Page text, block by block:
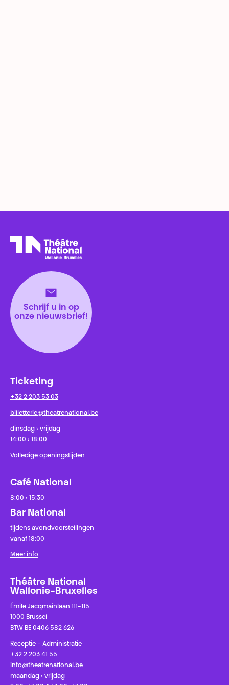
Schrijf u in op
onze nieuwsbrief!
Ticketing
+32 2 203 53 03
billetterie@theatrenational.be
dinsdag › vrijdag
14:00 › 18:00
Volledige openingstijden
Café National
8:00 › 15:30
Bar National
tijdens avondvoorstellingen
vanaf 18:00
Meer info
Théâtre National
Wallonie-Bruxelles
Émile Jacqmainlaan 111-115
1000 Brussel
BTW BE 0406 582 626
Receptie - Administratie
+32 2 203 41 55
info@theatrenational.be
maandag › vrijdag